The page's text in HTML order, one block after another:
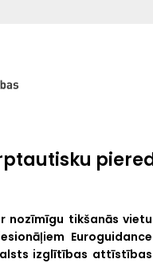
nozīmīgu tikšanās vietu
Euroguidance
izglītības attīstības